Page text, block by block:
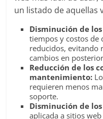
de
en
Revista
un listado de aquellas
Disminución de
tiempos y costos de
reducidos, evitando
cambios en
Reducción de los
mantenimiento:
requieren menos
soporte.
Disminución de
aplicada a sitios